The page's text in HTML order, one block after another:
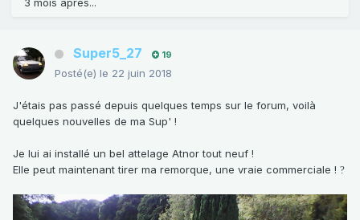
Super5_27 19
Posté(e) le 22 juin 2018
J'étais pas passé depuis quelques temps sur le forum, voilà
quelques nouvelles de ma Sup' !
Je lui ai installé un bel attelage Atnor tout neuf !
Elle peut maintenant tirer ma remorque, une vraie commerciale ! ?